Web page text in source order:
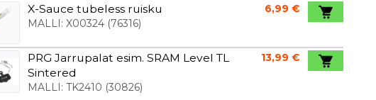
X-Sauce tubeless ruisku
MALLI: X00324(76316)
6,99 €
PRG Jarrupalat esim. SRAM Level TL
Sintered
MALLI: TK2410 (30826)
13,99 €